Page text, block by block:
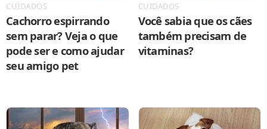
CUIDADOS
Cachorro espirrando
sem parar? Veja o que
pode ser e como ajudar
seu amigo pet
CUIDADOS
Você sabia que os cães
também precisam de
vitaminas?